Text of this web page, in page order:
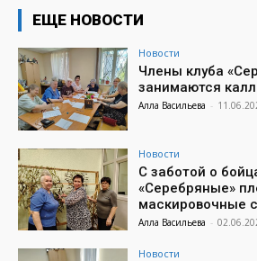
ЕЩЕ НОВОСТИ
Новости
Члены клуба
занимаются
Алла Васильева -
Новости
С заботой о
«Серебряные»
маскировочные
Алла Васильева -
Новости